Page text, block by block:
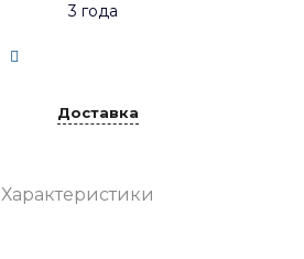
3 года
Доставка
Характеристики